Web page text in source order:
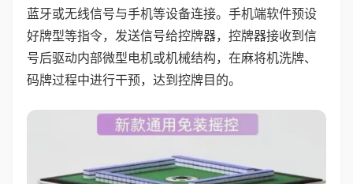
蓝牙或无线信号与手机等设备连接。手机端软件预设
好牌型等指令，发送信号给控牌器，控牌器接收到信
号后驱动内部微型电机或机械结构，在麻将机洗牌、
码牌过程中进行干预，达到控牌目的。